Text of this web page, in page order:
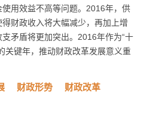
用效益不高等问题。2016年，供
财政收入将大幅减少，再加上增
矛盾将更加突出。2016年作为“十
关键年，推动财政改革发展意义重
财政形势
财政改革